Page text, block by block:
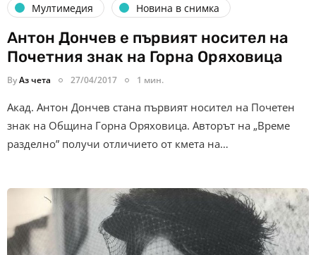
Мултимедия Новина в снимка
Антон Дончев е първият носител на
Почетния знак на Горна Оряховица
ByАз чета 27/04/2017 1 мин.
Акад. Антон Дончев стана първият носител на Почетен
знак на Община Горна Оряховица. Авторът на „Време
разделно” получи отличието от кмета на…